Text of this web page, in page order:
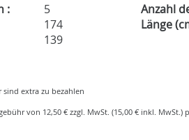
: 5 Anzahl
174 Länge
139
extra zu bezahlen
von 12,50 € zzgl. MwSt. (15,00 € inkl.